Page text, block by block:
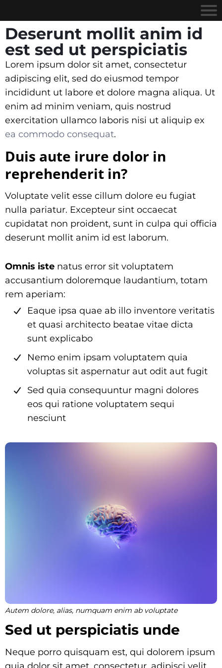
Deserunt mollit anim id
est sed ut perspiciatis
Lorem ipsum dolor sit amet, consectetur
adipiscing elit, sed do eiusmod tempor
incididunt ut labore et dolore magna aliqua. Ut
enim ad minim veniam, quis nostrud
exercitation ullamco laboris nisi ut aliquip ex
ea commodo consequat.
Duis aute irure dolor in
reprehenderit in?
Voluptate velit esse cillum dolore eu fugiat
nulla pariatur. Excepteur sint occaecat
cupidatat non proident, sunt in culpa qui officia
deserunt mollit anim id est laborum.
Omnis iste natus error sit voluptatem
accusantium doloremque laudantium, totam
rem aperiam:
Eaque ipsa quae ab illo inventore veritatis
et quasi architecto beatae vitae dicta
sunt explicabo
Nemo enim ipsam voluptatem quia
voluptas sit aspernatur aut odit aut fugit
Sed quia consequuntur magni dolores
eos qui ratione voluptatem sequi
nesciunt
Autem dolore, alias, numquam enim ab voluptate
Sed ut perspiciatis unde
Neque porro quisquam est, qui dolorem ipsum